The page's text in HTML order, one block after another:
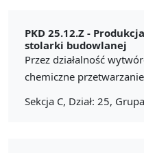
PKD 25.12.Z -
stolarki budowlanej
Przez działalność
chemiczne
Sekcja C, Dział: 25,